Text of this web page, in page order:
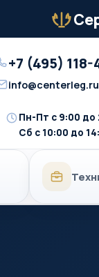
+7 (495)
info@centerleg.ru
Время
работы
Пн-Пт с 9:00 до
Сб с 10:00 до